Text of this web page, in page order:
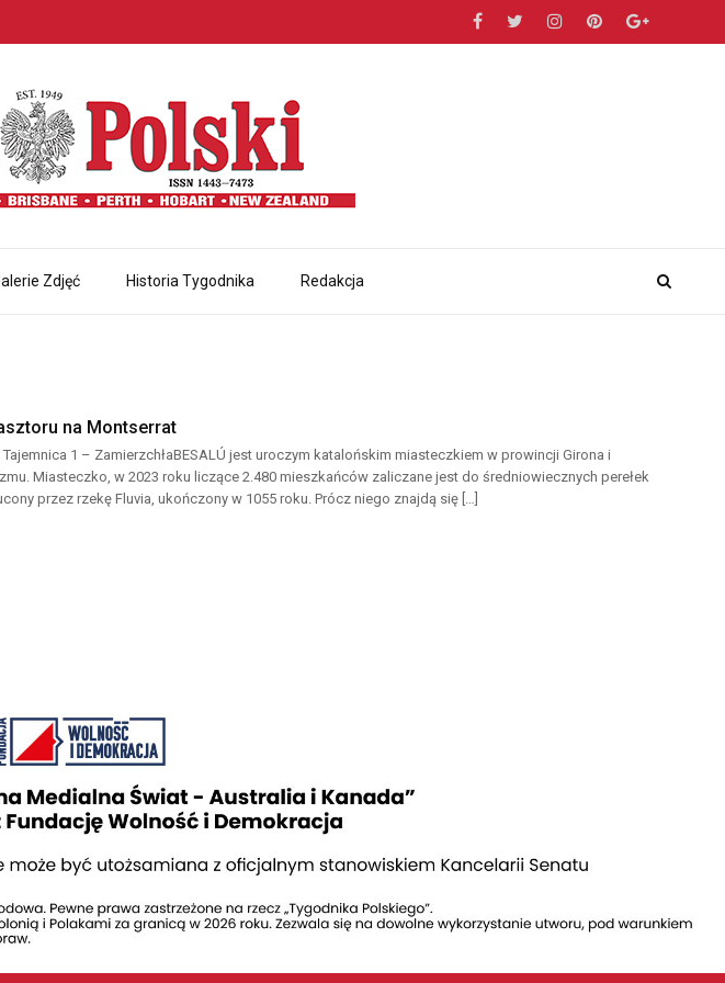
Zdjęć Historia Tygodnika Redakcja
na Montserrat
1 – ZamierzchłaBESALÚ jest uroczym katalońskim miasteczkiem w prowincji Girona i
Miasteczko, w 2023 roku liczące 2.480 mieszkańców zaliczane jest do średniowiecznych perełek
przez rzekę Fluvia, ukończony w 1055 roku. Prócz niego znajdą się […]